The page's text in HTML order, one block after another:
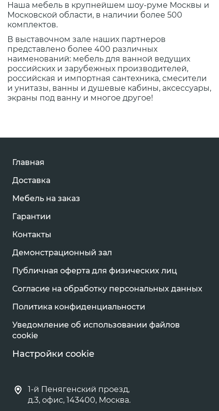
Наша мебель в крупнейшем шоу-руме Москвы и
Московской области, в наличии более 500
комплектов.
В выставочном зале наших партнеров
представлено более 400 различных
наименований: мебель для ванной ведущих
российских и зарубежных производителей,
российская и импортная сантехника, смесители
и унитазы, ванны и душевые кабины, аксессуары,
экраны под ванну и многое другое!
Главная
Доставка
Мебель на заказ
Гарантии
Контакты
Демонстрационный зал
Публичная оферта для физических лиц
Согласие на обработку персональных данных
Политика конфиденциальности
Уведомление об использовании файлов
cookie
Настройки cookie
1-й Пенягенский проезд,
д.3, офис, 143400, Москва.